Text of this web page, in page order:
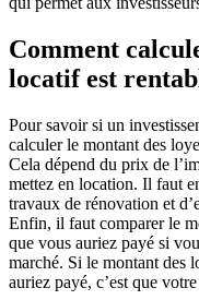
Comment
locatif est
Pour savoir si un
calculer le montant des
Cela dépend du prix de
mettez en location. Il faut
travaux de rénovation et
Enfin, il faut comparer le
que vous auriez payé si
marché. Si le montant des
auriez payé, c’est que